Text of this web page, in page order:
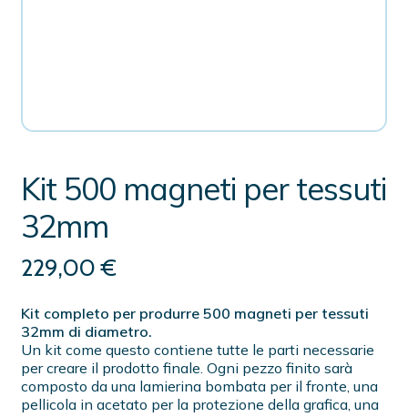
Kit 500 magneti per tessuti
32mm
229,00€
Kit completo per produrre 500 magneti per tessuti
32mm di diametro.
Un kit come questo contiene tutte le parti necessarie
per creare il prodotto finale. Ogni pezzo finito sarà
composto da una lamierina bombata per il fronte, una
pellicola in acetato per la protezione della grafica, una